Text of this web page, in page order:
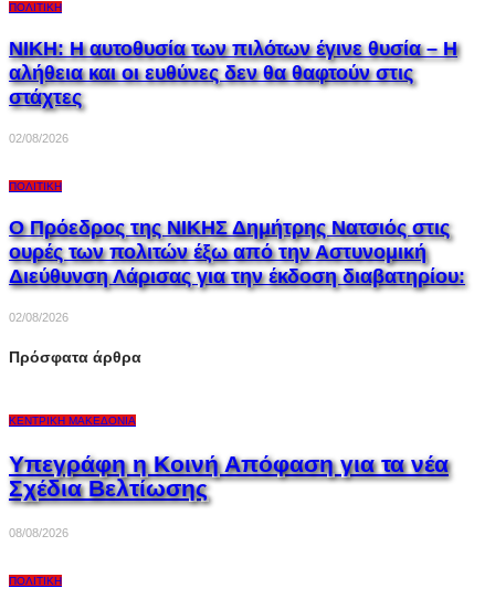
ΠΟΛΙΤΙΚΉ
ΝΙΚΗ: Η αυτοθυσία των πιλότων έγινε θυσία – Η
αλήθεια και οι ευθύνες δεν θα θαφτούν στις
στάχτες
02/08/2026
ΠΟΛΙΤΙΚΉ
Ο Πρόεδρος της ΝΙΚΗΣ Δημήτρης Νατσιός στις
ουρές των πολιτών έξω από την Αστυνομική
Διεύθυνση Λάρισας για την έκδοση διαβατηρίου:
02/08/2026
Πρόσφατα άρθρα
ΚΕΝΤΡΙΚΉ ΜΑΚΕΔΟΝΊΑ
Υπεγράφη η Κοινή Απόφαση για τα νέα
Σχέδια Βελτίωσης
08/08/2026
ΠΟΛΙΤΙΚΉ